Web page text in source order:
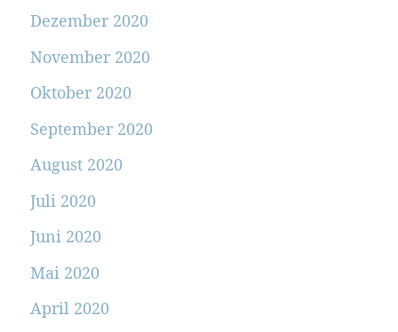
Dezember 2020
November 2020
Oktober 2020
September 2020
August 2020
Juli 2020
Juni 2020
Mai 2020
April 2020